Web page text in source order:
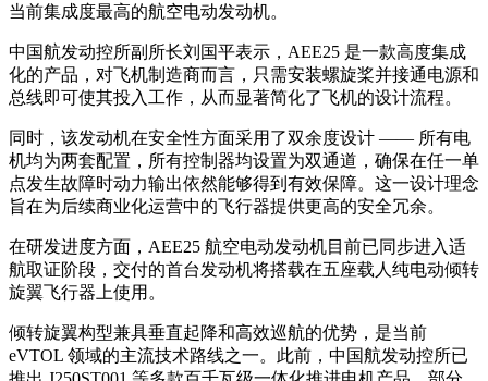
当前集成度最高的航空电动发动机。
中国航发动控所副所长刘国平表示，AEE25 是一款高度集成
化的产品，对飞机制造商而言，只需安装螺旋桨并接通电源和
总线即可使其投入工作，从而显著简化了飞机的设计流程。
同时，该发动机在安全性方面采用了双余度设计 —— 所有电
机均为两套配置，所有控制器均设置为双通道，确保在任一单
点发生故障时动力输出依然能够得到有效保障。这一设计理念
旨在为后续商业化运营中的飞行器提供更高的安全冗余。
在研发进度方面，AEE25 航空电动发动机目前已同步进入适
航取证阶段，交付的首台发动机将搭载在五座载人纯电动倾转
旋翼飞行器上使用。
倾转旋翼构型兼具垂直起降和高效巡航的优势，是当前
eVTOL 领域的主流技术路线之一。此前，中国航发动控所已